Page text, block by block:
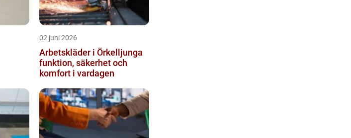
02 juni 2026
Arbetskläder i Örkelljunga
funktion, säkerhet och
komfort i vardagen